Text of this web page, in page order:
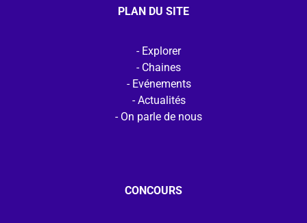
PLAN DU SITE
Explorer
Chaines
Evénements
Actualités
On parle de nous
CONCOURS